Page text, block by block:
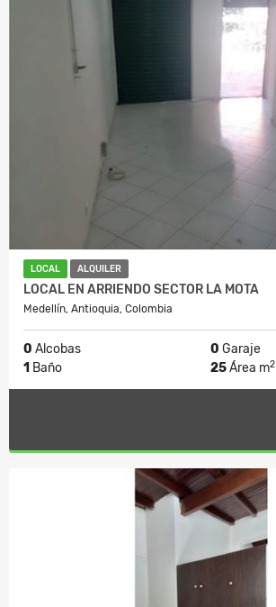
LOCAL ALQUILER
LOCAL EN ARRIENDO SECTOR LA MOTA
Medellín, Antioquia, Colombia
0 Alcobas 0 Garaje
1 Baño 25Área m2